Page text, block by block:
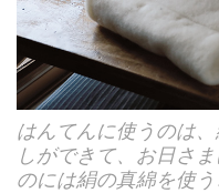
はんてんに使うのは
しができて、お日さ
のには絹の真綿を使